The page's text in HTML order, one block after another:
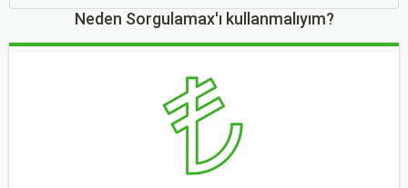
Neden Sorgulamax'ı kullanmalıyım?